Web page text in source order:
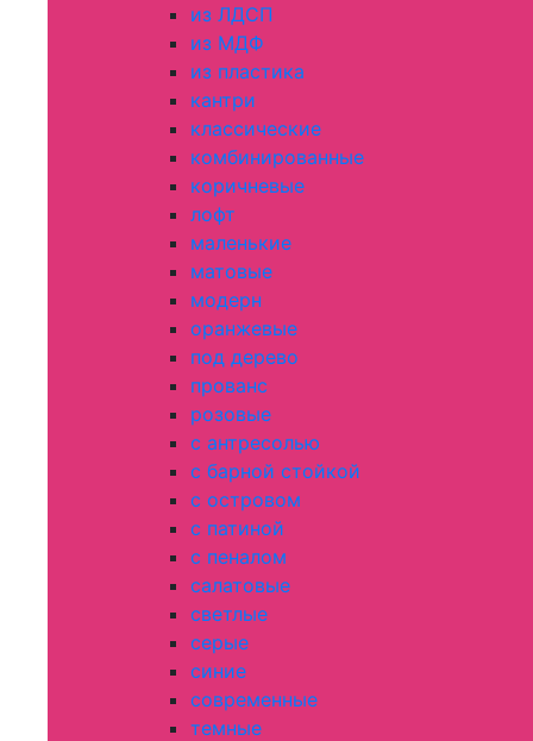
из ЛДСП
из МДФ
из пластика
кантри
классические
комбинированные
коричневые
лофт
маленькие
матовые
модерн
оранжевые
под дерево
прованс
розовые
с антресолью
с барной стойкой
с островом
с патиной
с пеналом
салатовые
светлые
серые
синие
современные
темные